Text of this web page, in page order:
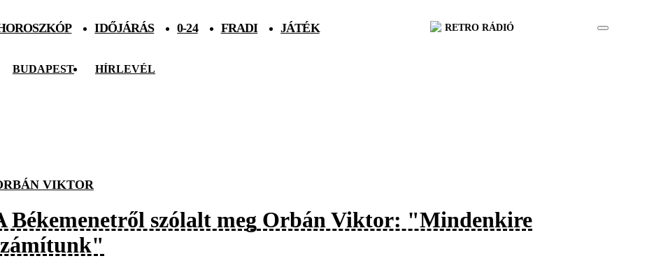
IDŐJÁRÁS 0-24 FRADI JÁTÉK RETRO RÁDIÓ
BUDAPEST HÍRLEVÉL
VIKTOR
Békemenetről szólalt meg Orbán Viktor: "Mindenkire